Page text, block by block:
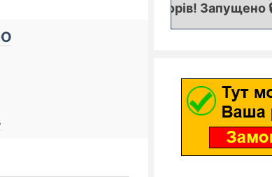
уваги кредиторів! Запущено 🔒 "Аукціон